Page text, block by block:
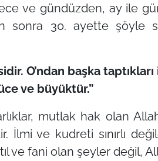
ve gündüzden, ay ile
sonra 30. ayette şöyle
O’ndan başka taptıkları
ve büyüktür.”
mutlak hak olan
İlmi ve kudreti sınırlı
ve fani olan şeyler değil,